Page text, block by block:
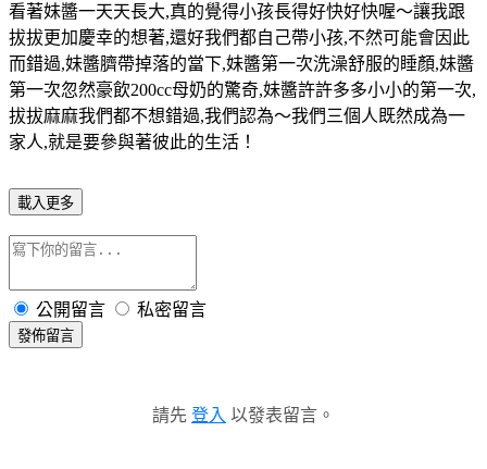
看著妹醬一天天長大,真的覺得小孩長得好快好快喔～讓我跟
拔拔更加慶幸的想著,還好我們都自己帶小孩,不然可能會因此
而錯過,妹醬臍帶掉落的當下,妹醬第一次洗澡舒服的睡顏,妹醬
第一次忽然豪飲200cc母奶的驚奇,妹醬許許多多小小的第一次,
拔拔麻麻我們都不想錯過,我們認為～我們三個人既然成為一
家人,就是要參與著彼此的生活！
載入更多
公開留言 私密留言
發佈留言
請先 登入 以發表留言。